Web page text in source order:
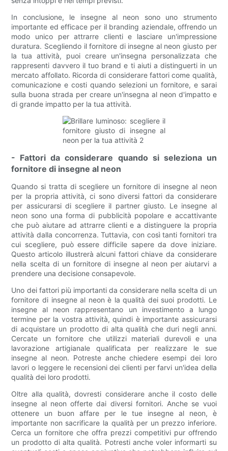
In conclusione, le insegne al neon sono uno strumento
importante ed efficace per il branding aziendale, offrendo un
modo unico per attrarre clienti e lasciare un'impressione
duratura. Scegliendo il fornitore di insegne al neon giusto per
la tua attività, puoi creare un'insegna personalizzata che
rappresenti davvero il tuo brand e ti aiuti a distinguerti in un
mercato affollato. Ricorda di considerare fattori come qualità,
comunicazione e costi quando selezioni un fornitore, e sarai
sulla buona strada per creare un'insegna al neon d'impatto e
di grande impatto per la tua attività.
- Fattori da considerare quando si seleziona un
fornitore di insegne al neon
Quando si tratta di scegliere un fornitore di insegne al neon
per la propria attività, ci sono diversi fattori da considerare
per assicurarsi di scegliere il partner giusto. Le insegne al
neon sono una forma di pubblicità popolare e accattivante
che può aiutare ad attrarre clienti e a distinguere la propria
attività dalla concorrenza. Tuttavia, con così tanti fornitori tra
cui scegliere, può essere difficile sapere da dove iniziare.
Questo articolo illustrerà alcuni fattori chiave da considerare
nella scelta di un fornitore di insegne al neon per aiutarvi a
prendere una decisione consapevole.
Uno dei fattori più importanti da considerare nella scelta di un
fornitore di insegne al neon è la qualità dei suoi prodotti. Le
insegne al neon rappresentano un investimento a lungo
termine per la vostra attività, quindi è importante assicurarsi
di acquistare un prodotto di alta qualità che duri negli anni.
Cercate un fornitore che utilizzi materiali durevoli e una
lavorazione artigianale qualificata per realizzare le sue
insegne al neon. Potreste anche chiedere esempi dei loro
lavori o leggere le recensioni dei clienti per farvi un'idea della
qualità dei loro prodotti.
Oltre alla qualità, dovresti considerare anche il costo delle
insegne al neon offerte dai diversi fornitori. Anche se vuoi
ottenere un buon affare per le tue insegne al neon, è
importante non sacrificare la qualità per un prezzo inferiore.
Cerca un fornitore che offra prezzi competitivi pur offrendo
un prodotto di alta qualità. Potresti anche voler informarti su